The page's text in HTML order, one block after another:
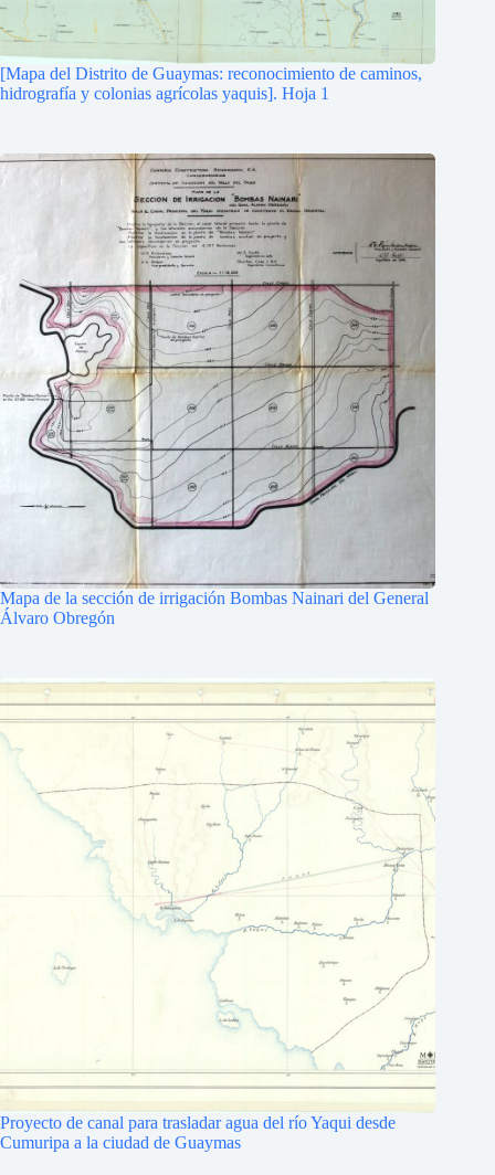
[Mapa del Distrito de Guaymas: reconocimiento de caminos,
hidrografía y colonias agrícolas yaquis]. Hoja 1
Mapa de la sección de irrigación Bombas Nainari del General
Álvaro Obregón
Proyecto de canal para trasladar agua del río Yaqui desde
Cumuripa a la ciudad de Guaymas